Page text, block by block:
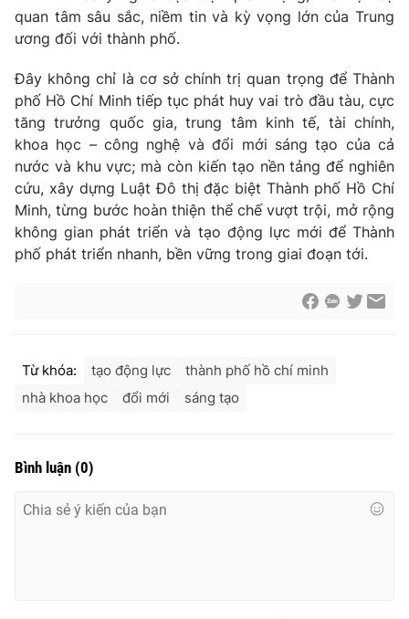
Cơ quan báo chí:Thời báo VTV
Giấy phép hoạt động báo in và báo điện tử số 483/GP-BTTTT
Tổng Biên tập: Vũ Thanh Thủy
Phó Tổng Biên tập:Nguyễn Thị Mỹ Hạnh, Phạm Quốc Thắng,
Nguyễn Trọng Ninh
Tổng đài VTV: 024.38 355 931 - 024.38 355 932
Ðiện thoại Thời báo VTV:024.66 897 897
Email: toasoan@vtv.vn
Liên hệ quảng cáo: 024-7300.7108
thuận bằng văn bản. Ghi rõ nguồn VTV.vn khi phát hành lại
quan tâm sâu sắc, niềm tin và kỳ vọng lớn của Trung
ương đối với thành phố.
Đây không chỉ là cơ sở chính trị quan trọng để Thành
phố Hồ Chí Minh tiếp tục phát huy vai trò đầu tàu, cực
tăng trưởng quốc gia, trung tâm kinh tế, tài chính,
khoa học – công nghệ và đổi mới sáng tạo của cả
nước và khu vực; mà còn kiến tạo nền tảng để nghiên
cứu, xây dựng Luật Đô thị đặc biệt Thành phố Hồ Chí
Minh, từng bước hoàn thiện thể chế vượt trội, mở rộng
không gian phát triển và tạo động lực mới để Thành
phố phát triển nhanh, bền vững trong giai đoạn tới.
Từ khóa: tạo động lực
thành phố hồ chí minh
nhà khoa học
đổi mới sáng tạo
Bình luận (0)